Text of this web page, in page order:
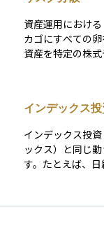
に投資対象の資
資産運用におけ
カゴにすべての
資産を特定の株
り、一つの商品
とで全体の損失
株式だけでなく
とで、安定した資産運用
資して安全ネッ
インデックス投
インデックス投
ックス）と同じ
す。たとえば、
個別の銘柄を選